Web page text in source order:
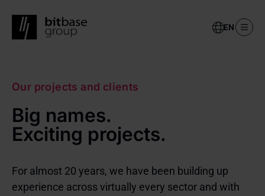
main
Select
Our projects and clients
Big names.
Exciting projects.
For almost 20 years, we have been building up
experience across virtually every sector and with